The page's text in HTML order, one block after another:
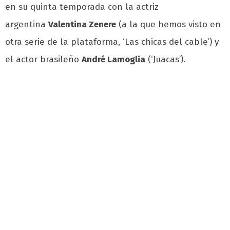
en su quinta temporada con la actriz
argentina Valentina Zenere (a la que hemos visto en
otra serie de la plataforma, ‘Las chicas del cable’) y
el actor brasileño André Lamoglia (‘Juacas’).